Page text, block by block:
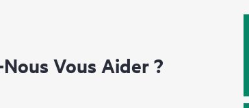
Vous Aider ?